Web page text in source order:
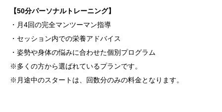
【50分パーソナルトレーニング】
・月4回の完全マンツーマン指導
・セッション内での栄養アドバイス
・姿勢や身体の悩みに合わせた個別プログラム
※多くの方から選ばれているプランです。
※月途中のスタートは、回数分のみの料金となります。